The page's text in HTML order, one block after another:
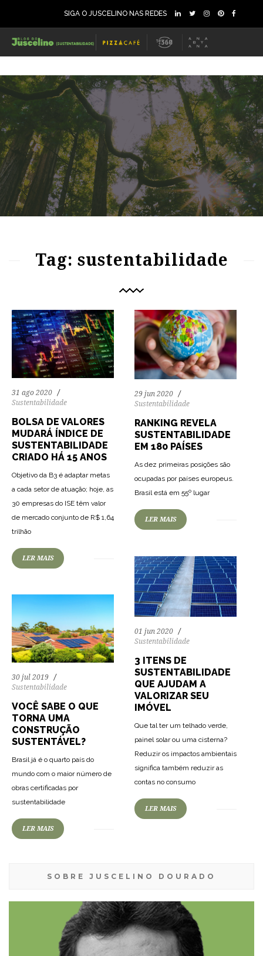
SIGA O JUSCELINO NAS REDES
Tag: sustentabilidade
31 ago 2020
Sustentabilidade
BOLSA DE VALORES
MUDARÁ ÍNDICE DE
SUSTENTABILIDADE
CRIADO HÁ 15 ANOS
Objetivo da B3 é adaptar metas
a cada setor de atuação; hoje, as
30 empresas do ISE têm valor
de mercado conjunto de R$ 1,64
trilhão
LER MAIS
29 jun 2020
Sustentabilidade
RANKING REVELA
SUSTENTABILIDADE
EM 180 PAÍSES
As dez primeiras posições são
ocupadas por países europeus.
Brasil está em 55º lugar
LER MAIS
01 jun 2020
Sustentabilidade
3 ITENS DE
SUSTENTABILIDADE
QUE AJUDAM A
VALORIZAR SEU
IMÓVEL
Que tal ter um telhado verde,
painel solar ou uma cisterna?
Reduzir os impactos ambientais
significa também reduzir as
contas no consumo
LER MAIS
30 jul 2019
Sustentabilidade
VOCÊ SABE O QUE
TORNA UMA
CONSTRUÇÃO
SUSTENTÁVEL?
Brasil já é o quarto país do
mundo com o maior número de
obras certificadas por
sustentabilidade
LER MAIS
SOBRE JUSCELINO DOURADO